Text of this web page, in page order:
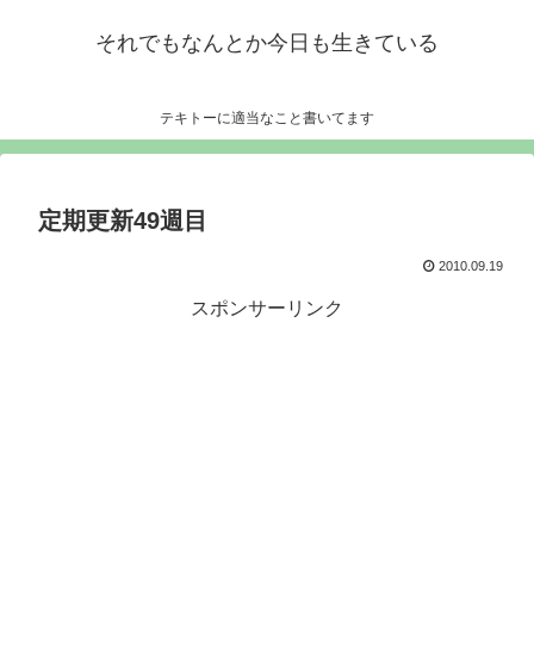
それでもなんとか今日も生きている
テキトーに適当なこと書いてます
定期更新49週目
2010.09.19
スポンサーリンク